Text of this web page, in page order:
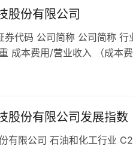
股份有限公司
券代码 公司简称 公司简称
成本费用/营业收入 （成本
股份有限公司发展指数
有限公司 石油和化工行业